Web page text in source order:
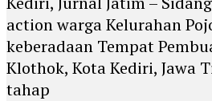
action warga Kelurahan
keberadaan Tempat
Klothok, Kota Kediri, Jawa
tahap